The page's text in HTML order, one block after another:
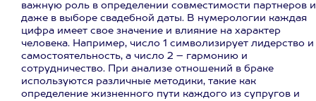
важную роль в определении совместимости партнеров и
даже в выборе свадебной даты. В нумерологии каждая
цифра имеет свое значение и влияние на характер
человека. Например, число 1 символизирует лидерство и
самостоятельность, а число 2 – гармонию и
сотрудничество. При анализе отношений в браке
используются различные методики, такие как
определение жизненного пути каждого из супругов и